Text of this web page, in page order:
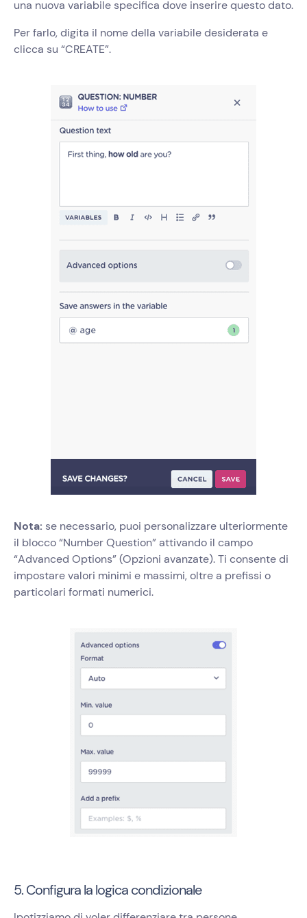
una nuova variabile specifica dove inserire questo dato.
Per farlo, digita il nome della variabile desiderata e
clicca su “CREATE”.
Nota: se necessario, puoi personalizzare ulteriormente
il blocco “Number Question” attivando il campo
“Advanced Options” (Opzioni avanzate). Ti consente di
impostare valori minimi e massimi, oltre a prefissi o
particolari formati numerici.
5. Configura la logica condizionale